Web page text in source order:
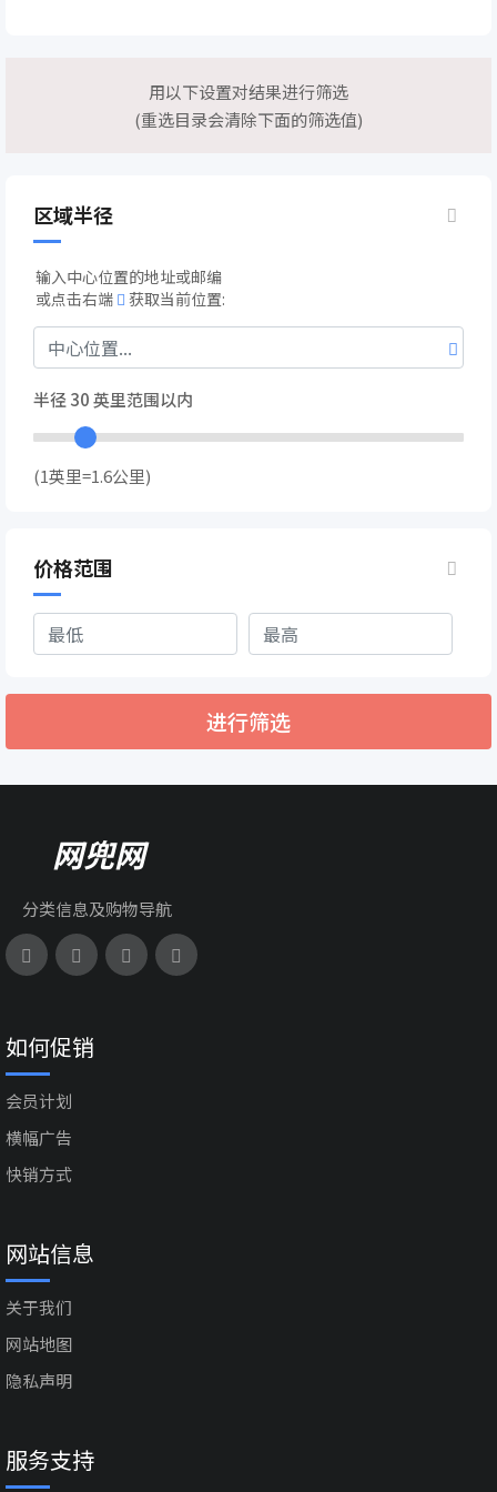
用以下设置对结果进行筛选
(重选目录会清除下面的筛选值)
区域半径
输入中心位置的地址或邮编
或点击右端
获取当前位置:
半径30英里范围以内
(1英里=1.6公里)
价格范围
进行筛选
网兜网
分类信息及购物导航
如何促销
会员计划
横幅广告
快销方式
网站信息
关于我们
网站地图
隐私声明
服务支持